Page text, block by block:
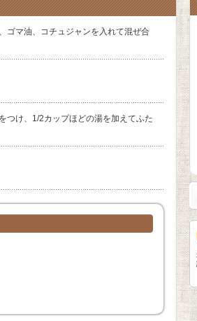
ゴマ油、コチュジャンを入れて混ぜ合
つけ、1/2カップほどの湯を加えてふた